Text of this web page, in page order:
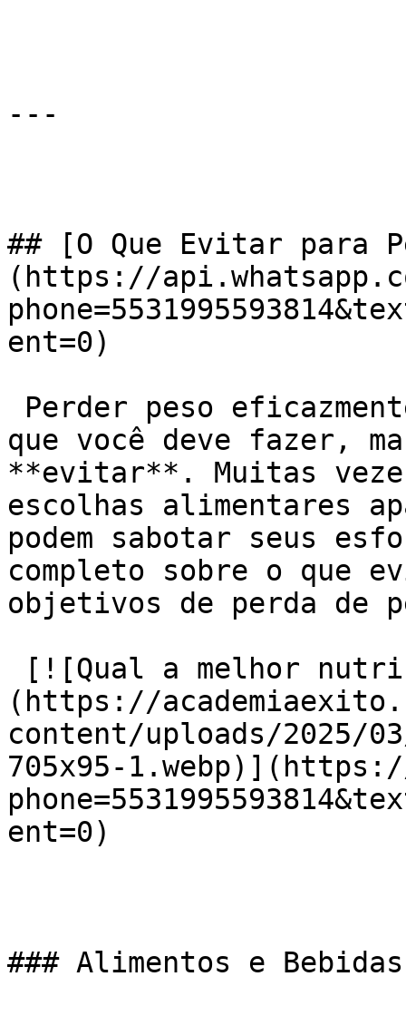
---
## [O Que Evitar para
(https://
ent=0)
que você deve fazer,
**evitar**. Muitas
escolhas alimentares
podem sabotar seus
completo sobre o que
objetivos de perda de
(https://
content/uploads/2025/
705x95-
ent=0)
### Alimentos e